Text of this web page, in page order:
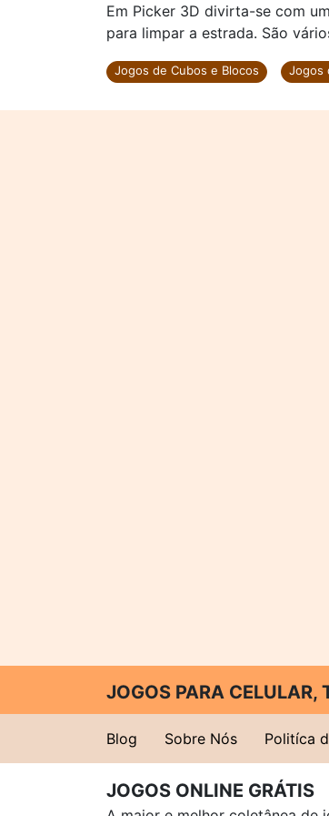
Em Picker 3D divirta-se com
para limpar a estrada. São
Jogos de Cubos e Blocos Jogos
JOGOS PARA CELULAR,
Blog Sobre Nós Politíca
JOGOS ONLINE GRÁTIS